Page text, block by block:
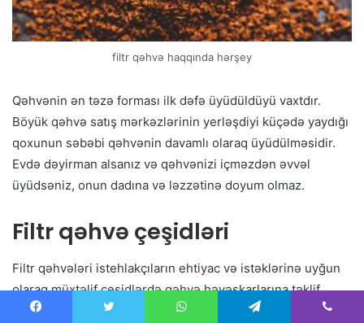
filtr qəhvə haqqında hərşey
Qəhvənin ən təzə forması ilk dəfə üyüdüldüyü vaxtdır.
Böyük qəhvə satış mərkəzlərinin yerləşdiyi küçədə yaydığı
qoxunun səbəbi qəhvənin davamlı olaraq üyüdülməsidir.
Evdə dəyirman alsanız və qəhvənizi içməzdən əvvəl
üyüdsəniz, onun dadına və ləzzətinə doyum olmaz.
Filtr qəhvə çeşidləri
Filtr qəhvələri istehlakçıların ehtiyac və istəklərinə uyğun
olaraq müxtəlif çeşidlərdə qəhvə həvəskarlarına təklif
olunur. Qəhvənin yetişdirildiyi ölkə, dad xüsusiyyətləri və